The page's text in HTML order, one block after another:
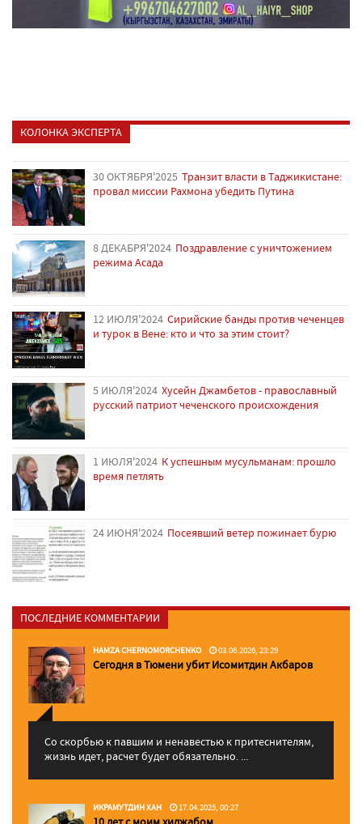
КОЛОНКА ЭКСПЕРТА
30 ОКТЯБРЯ'2025 Транзит власти в Таджикистане:
провал миссии Рахмона убедить Путина
8 ДЕКАБРЯ'2024 Поздравление с уничтожением
режима Асада
12 ИЮЛЯ'2024 Сирийские банды против чеченцев
и турок в Вене: кто и что за этим стоит?
5 ИЮЛЯ'2024 Хусейн Джамбетов - православный
русский патриот чеченского происхождения
1 ИЮЛЯ'2024 К успешным мусульманам: прошло
время петлять
24 ИЮНЯ'2024 Посеявший ветер пожинает бурю
ПОСЛЕДНИЕ КОММЕНТАРИИ
HAMZA CHERNOMORCHENKO 03.06.2026, 23:29
Сегодня в Тюмени убит Исомитдин Акбаров
Со скорбью к павшим и ненавестью к притеснителям,
жизнь идет, расчет будет обязательно. ...
ИКРАМУТДИН ХАН 17.04.2025, 00:27